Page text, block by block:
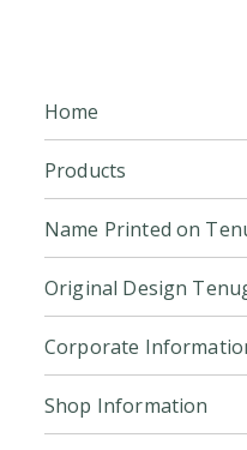
Home
Products
Name Printed on
Original Design
Corporate
Shop Information